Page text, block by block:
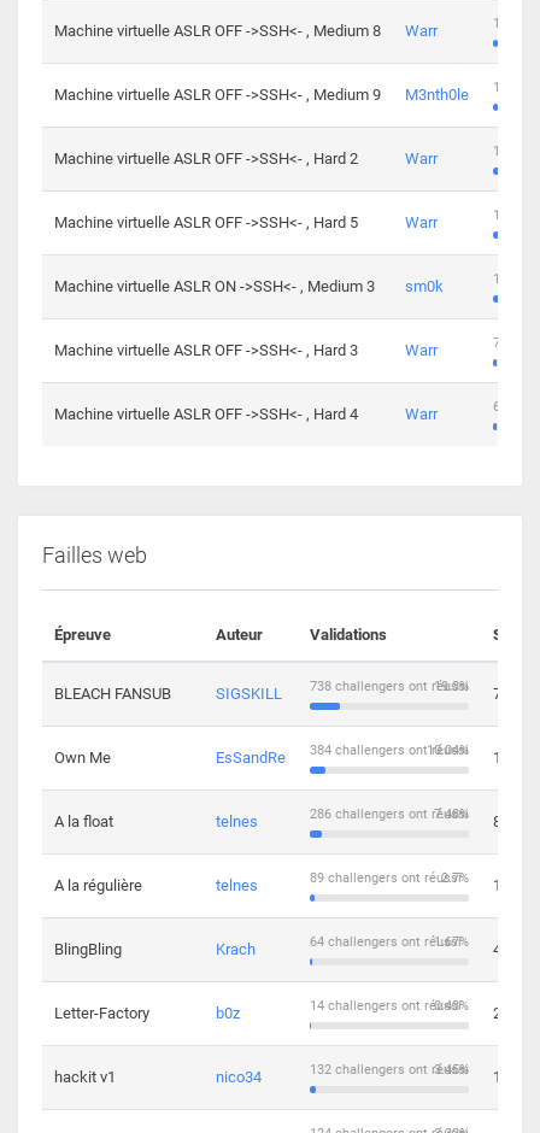
Machine virtuelle ASLR OFF ->SSH<- , Medium 8 Warr 112
Machine virtuelle ASLR OFF ->SSH<- , Medium 9 M3nth0le 100
Machine virtuelle ASLR OFF ->SSH<- , Hard 2 Warr 176
Machine virtuelle ASLR OFF ->SSH<- , Hard 5 Warr 115
Machine virtuelle ASLR ON ->SSH<- , Medium 3 sm0k 115
Machine virtuelle ASLR OFF ->SSH<- , Hard 3 Warr 76
Machine virtuelle ASLR OFF ->SSH<- , Hard 4 Warr 63
Failles web
Épreuve Auteur Validations
BLEACH FANSUB SIGSKILL 19.3%
738 challengers ont réussi 7
Own Me EsSandRe 10.04%
384 challengers ont réussi 13
A la float telnes 7.48%
286 challengers ont réussi 8
A la régulière telnes 2.7%
89 challengers ont réussi 10
BlingBling Krach 1.67%
64 challengers ont réussi 4
Letter-Factory b0z 0.43%
14 challengers ont réussi 2
hackit v1 nico34 3.45%
132 challengers ont réussi 12